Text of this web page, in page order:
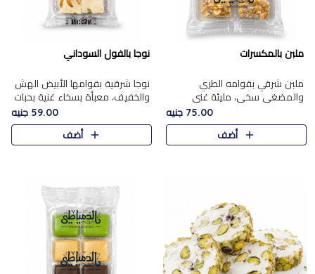
ملبن بالمكسرات
ملبن شرقي بقوامه الطري
والمضغي سخي، مليئة غني
بتشكيلة فاخرة من المكسرات
مشكلة المختارة التي تقدم تضيف
قرمشة مميزة مرضية ونكهة
75.00 جنيه
أضف
نوجا بالفول السوداني
نوجا شرقية بقوامها الأبيض الهش
والخفيف، معبأة بسخاء غنية بحبات
الفول السوداني المحمص التي
يقدم تضيف قرمشة مميزة مرضية
وتوازنًا رائعًا مع حلا..
59.00 جنيه
أضف